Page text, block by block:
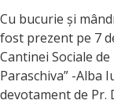
Cu bucurie și
fost prezent pe 7
Cantinei Sociale
Paraschiva” -Alba
devotament de Pr.